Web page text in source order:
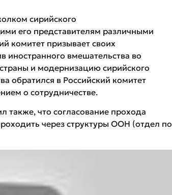
сирийского
его представителям различными
комитет призывает своих
иностранного вмешательства во
и модернизацию сирийского
обратился в Российский комитет
о сотрудничестве.
что согласование прохода
через структуры ООН (отдел по